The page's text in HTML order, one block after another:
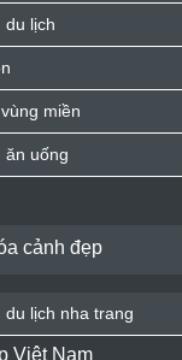
du lịch
miền
ăn uống
cảnh đẹp
lịch nha trang
Việt Nam